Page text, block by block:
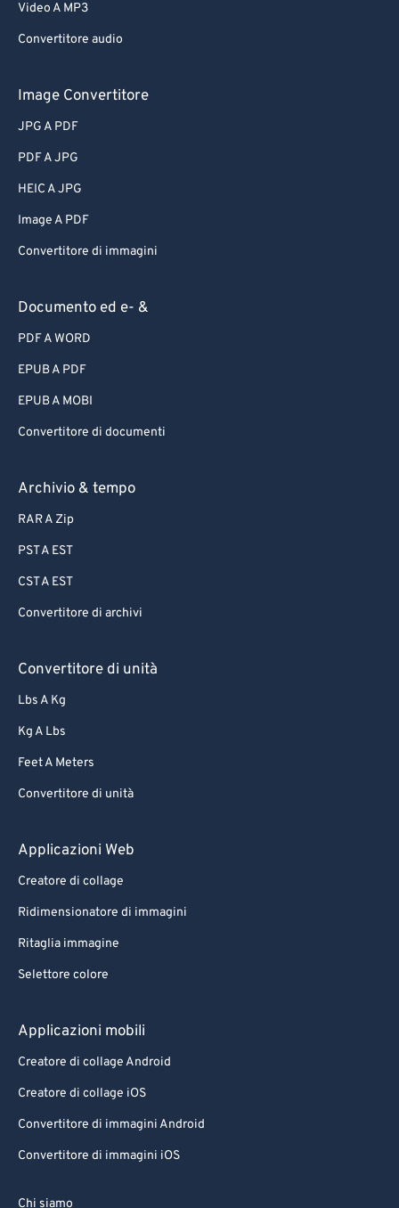
Video A MP3
Convertitore audio
Image Convertitore
JPG A PDF
PDF A JPG
HEIC A JPG
Image A PDF
Convertitore di immagini
Documento ed e- &
PDF A WORD
EPUB A PDF
EPUB A MOBI
Convertitore di documenti
Archivio & tempo
RAR A Zip
PST A EST
CST A EST
Convertitore di archivi
Convertitore di unità
Lbs A Kg
Kg A Lbs
Feet A Meters
Convertitore di unità
Applicazioni Web
Creatore di collage
Ridimensionatore di immagini
Ritaglia immagine
Selettore colore
Applicazioni mobili
Creatore di collage Android
Creatore di collage iOS
Convertitore di immagini Android
Convertitore di immagini iOS
Chi siamo